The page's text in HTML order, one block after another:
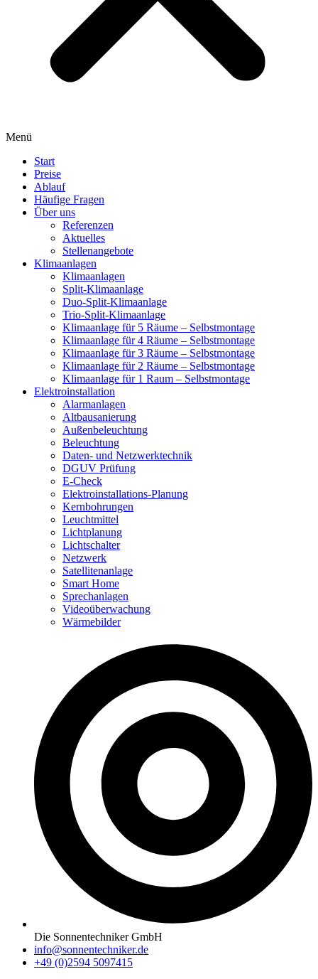
Menü
Start
Preise
Ablauf
Häufige Fragen
Über uns
Referenzen
Aktuelles
Stellenangebote
Klimaanlagen
Klimaanlagen
Split-Klimaanlage
Duo-Split-Klimaanlage
Trio-Split-Klimaanlage
Klimaanlage für 5 Räume – Selbstmontage
Klimaanlage für 4 Räume – Selbstmontage
Klimaanlage für 3 Räume – Selbstmontage
Klimaanlage für 2 Räume – Selbstmontage
Klimaanlage für 1 Raum – Selbstmontage
Elektroinstallation
Alarmanlagen
Altbausanierung
Außenbeleuchtung
Beleuchtung
Daten- und Netzwerktechnik
DGUV Prüfung
E-Check
Elektroinstallations-Planung
Kernbohrungen
Leuchtmittel
Lichtplanung
Lichtschalter
Netzwerk
Satellitenanlage
Smart Home
Sprechanlagen
Videoüberwachung
Wärmebilder
Die Sonnentechniker GmbH
info@sonnentechniker.de
+49 (0)2594 5097415‬